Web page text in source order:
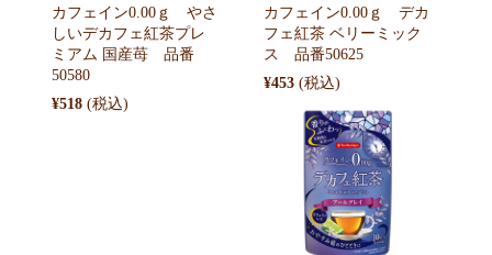
カフェイン0.00ｇ やさ
しいデカフェ紅茶プレ
ミアム 国産苺 品番
50580
¥518
カフェイン0.00ｇ デカ
フェ紅茶 ベリーミック
ス 品番50625
¥453